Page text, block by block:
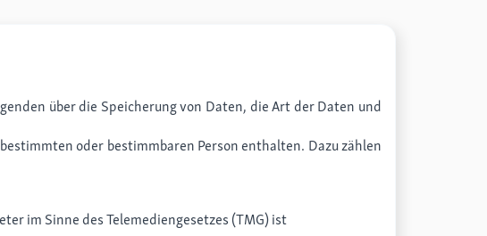
über die Speicherung von Daten, die Art der Daten und
oder bestimmbaren Person enthalten. Dazu zählen
im Sinne des Telemediengesetzes (TMG) ist